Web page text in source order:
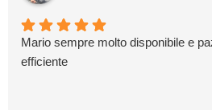
Mario sempre molto disponibile e
efficiente